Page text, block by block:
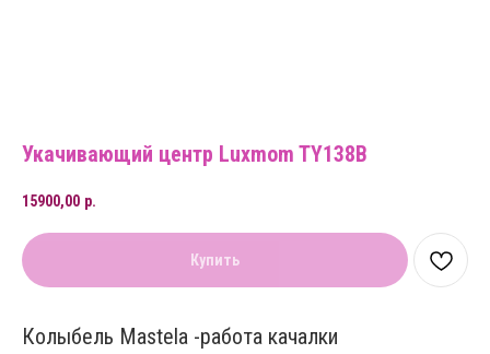
Укачивающий центр Luxmom TY138B
15900,00 р.
Купить
Колыбель Mastela -работа качалки